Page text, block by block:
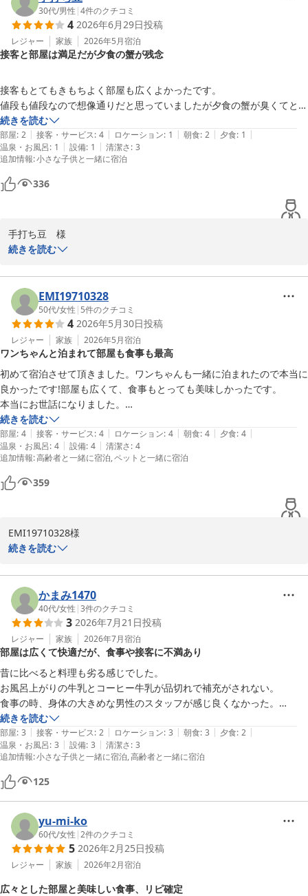
ろぎのひとときをお過ごしいただければ幸いです。
ウェルネスの森伊東スタッフ一同
ウェルネスの森 伊東（共立リゾート）
30代/男性 |4件のクチコミ
4 2026年6月29日投稿
レジャー 家族 2026年5月宿泊
接客と部屋は満足だが夕食の蟹が残念
接客もとてもきもちよく部屋も広くよかったです。
値段も値段なので想像通りだと思っていましたが夕食の蟹が臭くてとて
も食べれたものではなかったです。
それ以外は概ね満足でした。
続きを読む
部屋: 2 | 接客・サービス: 4 | ロケーション: 1 | 朝食: 2 | 夕食: 1 |
温泉・お風呂: 1 | 設備: 1 | 清潔さ: 3
追加情報:小さな子供と一緒に宿泊
336
手打ち豆　様
ざいました。また、お忙しい中、貴重なご感想をお寄せいただきま
したことに重ねて御礼申し上げます。
スタッフの接客や客室の広さについて「気持ちよく過ごせた」との
お言葉をいただき、大変嬉しく励みになります。
しかしながら、ご夕食時にお出しした蟹に関しまして、大変残念な
思いをさせてしまいましたこと、深くお詫び申し上げます。せっか
くのご旅行、そして他のお時間にご満足いただけていただけに、メ
インのお料理でご期待を裏切る結果となり、大変心苦しく、猛省し
ております。
いただきましたご指摘はすぐに料理長へと共有いたしました。今後
は、提供前の品質管理やチェック体制を一層強化し、どのお客様に
も安心しておいしくお召し上がりいただけるお料理の提供に努めて
まいります。
お客様のまたのお越しを、スタッフ一同心よりお待ち申し上げてお
ります。
スタッフ一同
ウェルネスの森 伊東（共立リゾート）
2026-07-16
続きを読む
EMI19710328
50代/女性 | 5件のクチコミ
4 2026年5月30日投稿
レジャー 家族 2026年5月宿泊
ワンちゃんと泊まれて部屋も食事も最高
初めて宿泊させて頂きました。ワンちゃんも一緒に泊まれたので本当に
良かったです!部屋も広くて、食事もとっても美味しかったです。
本当にお世話になりました。
続きを読む
部屋: 4 | 接客・サービス: 4 | ロケーション: 4 | 朝食: 4 | 夕食: 4 |
温泉・お風呂: 4 | 設備: 4 | 清潔さ: 4
追加情報:高齢者と一緒に宿泊 ペットと一緒に宿泊
359
EMI19710328様
愛犬とご一緒に快適にお過ごしいただけたとのお言葉、客室やお食
事をお褒めいただき大変うれしく存じます。
今後もペット対応やサービスの向上に努めてまいります。
ご要望やお気づきの点がございましたらぜひお知らせください。
またのご来館を心よりお待ちしております。
ウェルネスの森スタッフ一同
ウェルネスの森 伊東（共立リゾート）
2026-06-05
続きを読む
かまみ1470
40代/女性 |3件のクチコミ
3 2026年7月21日投稿
レジャー 家族 2026年7月宿泊
部屋は広くて快適だが、食事や接客に不満あり
昔に比べると料理も劣る感じでした。
お風呂上がりの牛乳とコーヒー牛乳が品切れで補充がされない。
食事の時、身体の大きめな男性のスタッフが感じ良くなかった。
部屋は広くて赤ちゃんにはバリアフリーで良かったです。
続きを読む
部屋: 3 | 接客・サービス: 2 | ロケーション: 3 | 朝食: 3 | 夕食: 2 |
温泉・お風呂: 3 | 設備: 3 | 清潔さ: 3
追加情報:小さな子供と一緒に宿泊 高齢者と一緒に宿泊
125
yu-mi-ko
60代/女性 |2件のクチコミ
5 2026年2月25日投稿
レジャー 家族 2026年2月宿泊
広々とした部屋と美味しい食事、リピ確定